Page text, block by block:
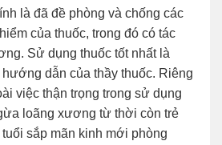
là đã đề phòng và chống các
của thuốc, trong đó có tác
Sử dụng thuốc tốt nhất là
dẫn của thầy thuốc. Riêng
việc thận trọng trong sử dụng
loãng xương từ thời còn trẻ
sắp mãn kinh mới phòng